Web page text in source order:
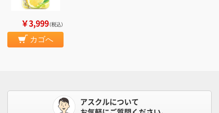
￥3,999（税込）
カゴへ
アスクルについて